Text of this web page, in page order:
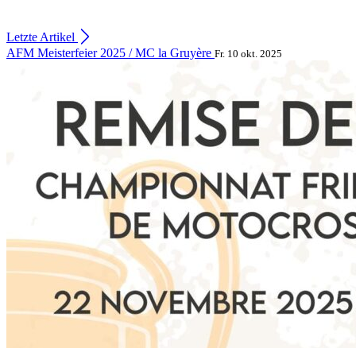
Letzte Artikel
AFM Meisterfeier 2025 / MC la Gruyère Fr. 10 okt. 2025